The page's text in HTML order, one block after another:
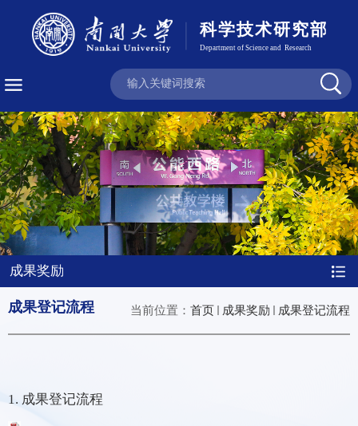
成果奖励
当前位置： 首页 成果奖励 成果登记流程
成果登记流程
1. 成果登记流程